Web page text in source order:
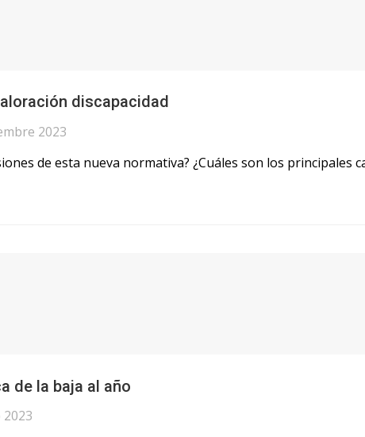
discapacidad
2023
de esta nueva normativa? ¿Cuáles son los principales
de la baja al año